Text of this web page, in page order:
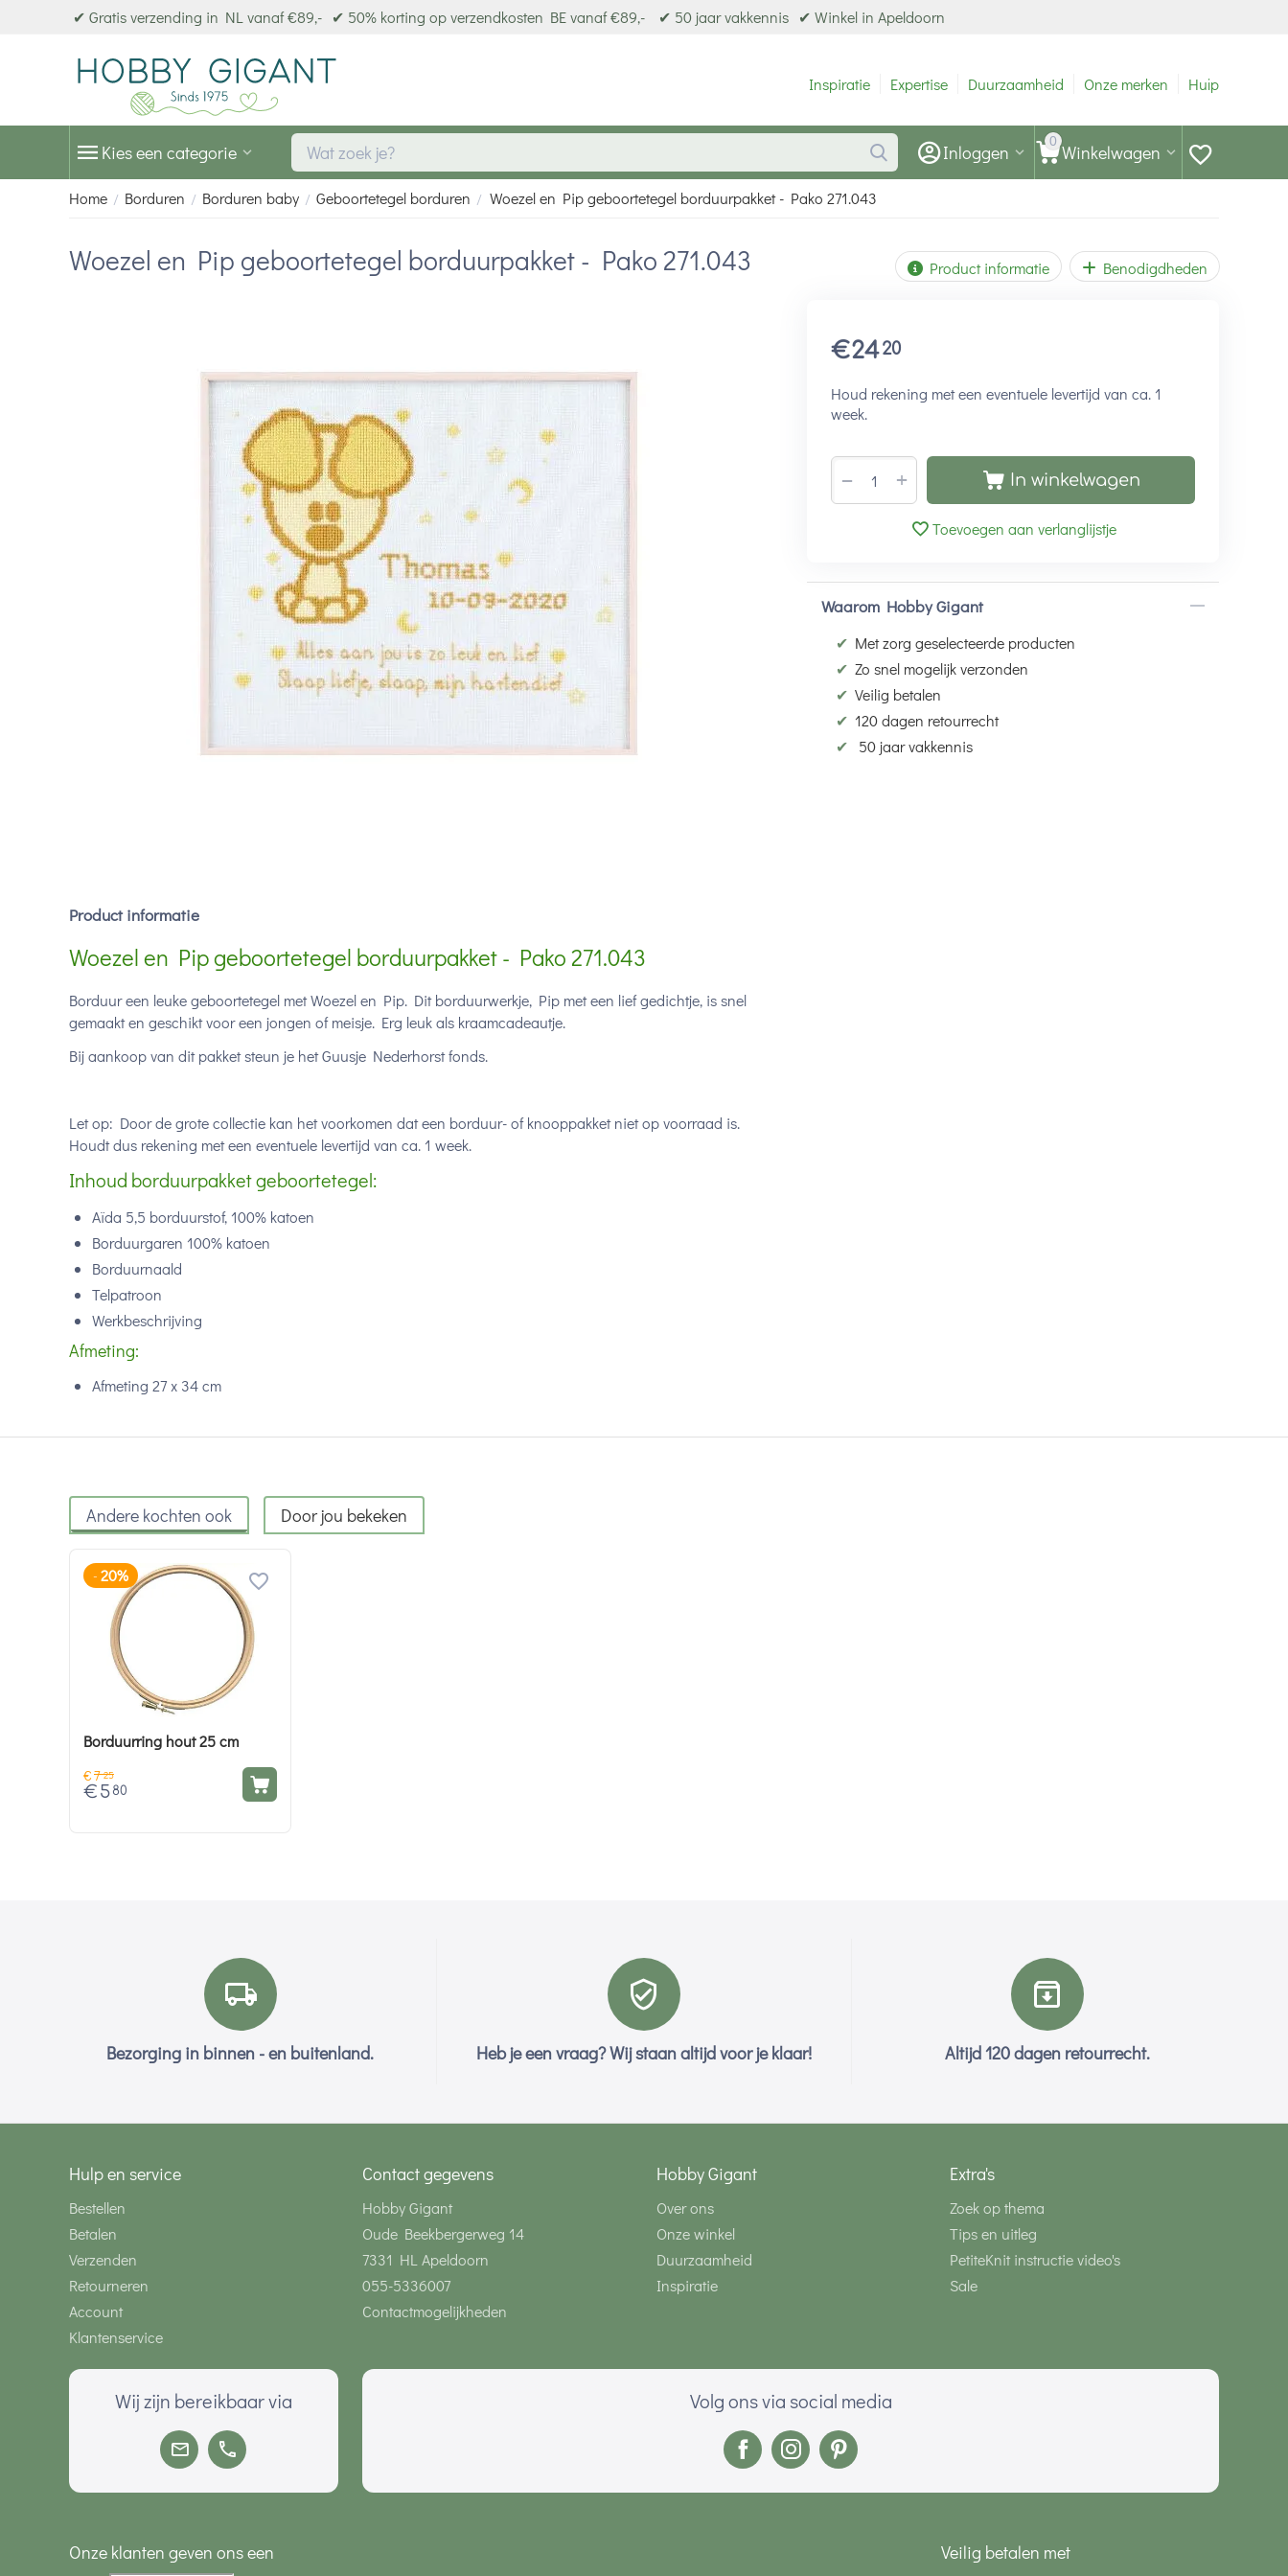
✔ Gratis verzending in NL vanaf €89,- ✔ 50% korting op verzendkosten BE vanaf €89,- ✔ 50 jaar vakkennis ✔ Winkel in Apeldoorn
Inspiratie Expertise Duurzaamheid Onze merken Hulp
Kies een categorie 0 Winkelwagen
Inloggen
Home / Borduren / Borduren baby / Geboortetegel borduren / Woezel en Pip geboortetegel borduurpakket - Pako 271.043
Woezel en Pip geboortetegel borduurpakket - Pako 271.043 Product informatie Benodigdheden
€2420
Houd rekening met een eventuele levertijd van ca. 1
week.
+
− In winkelwagen
Toevoegen aan verlanglijstje
Waarom Hobby Gigant
✔ Met zorg geselecteerde producten
✔ Zo snel mogelijk verzonden
✔ Veilig betalen
✔ 120 dagen retourrecht
✔
50 jaar vakkennis
Product informatie
Woezel en Pip geboortetegel borduurpakket - Pako 271.043
Borduur een leuke geboortetegel met Woezel en Pip. Dit borduurwerkje, Pip met een lief gedichtje, is snel
gemaakt en geschikt voor een jongen of meisje. Erg leuk als kraamcadeautje.
Bij aankoop van dit pakket steun je het Guusje Nederhorst fonds.
Let op: Door de grote collectie kan het voorkomen dat een borduur- of knooppakket niet op voorraad is.
Houdt dus rekening met een eventuele levertijd van ca. 1 week.
Inhoud borduurpakket geboortetegel:
Aïda 5,5 borduurstof, 100% katoen
Borduurgaren 100% katoen
Borduurnaald
Telpatroon
Werkbeschrijving
Afmeting:
Afmeting 27 x 34 cm
Andere kochten ook Door jou bekeken
- 20%
Borduurring hout 25 cm
€7 25
€ 5 80
Bezorging in binnen - en buitenland. Heb je een vraag? Wij staan altijd voor je klaar! Altijd 120 dagen retourrecht.
Hulp en service
Bestellen
Betalen
Verzenden
Retourneren
Account
Klantenservice
Contact gegevens
Hobby Gigant
Oude Beekbergerweg 14
7331 HL Apeldoorn
055-5336007
Contactmogelijkheden
Hobby Gigant
Over ons
Onze winkel
Duurzaamheid
Inspiratie
Extra's
Zoek op thema
Tips en uitleg
PetiteKnit instructie video's
Sale
Wij zijn bereikbaar via Volg ons via social media
Onze klanten geven ons een Veilig betalen met